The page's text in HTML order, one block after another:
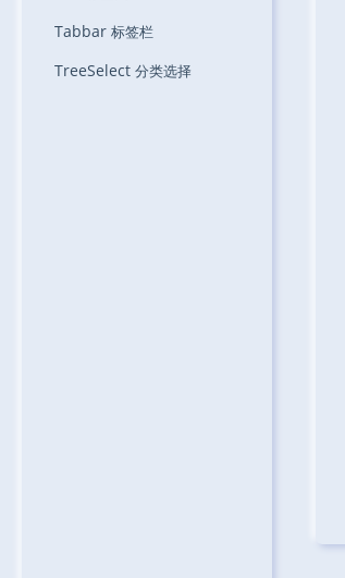
Tabbar 标签栏
TreeSelect 分类选择